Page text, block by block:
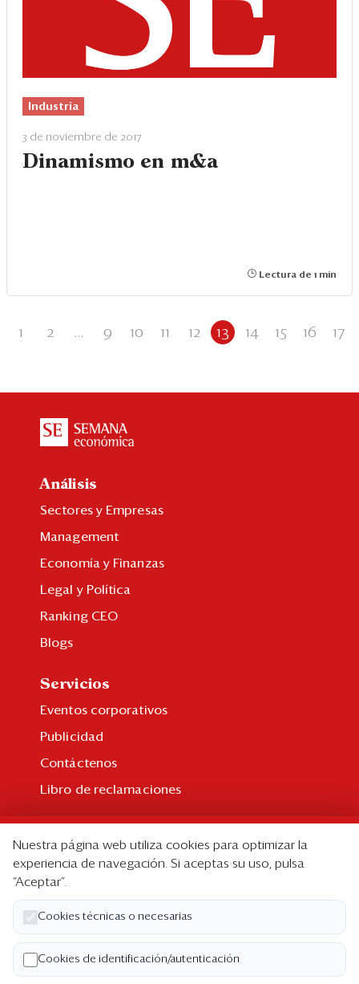
Industria
3 de noviembre de 2017
Dinamismo en m&a
Lectura de 1 min
1 2 ... 9 10 11 12 13 14 15 16 17
Análisis
Sectores y Empresas
Management
Economía y Finanzas
Legal y Política
Ranking CEO
Blogs
Servicios
Eventos corporativos
Publicidad
Contáctenos
Libro de reclamaciones
Suscripción individual
Paquetes corporativos
Edición Impresa
Nosotros
Quiénes somos
Nuestra página web utiliza cookies para optimizar la
experiencia de navegación. Si aceptas su uso, pulsa
“Aceptar”.
Cookies técnicas o necesarias
Cookies de identificación/autenticación